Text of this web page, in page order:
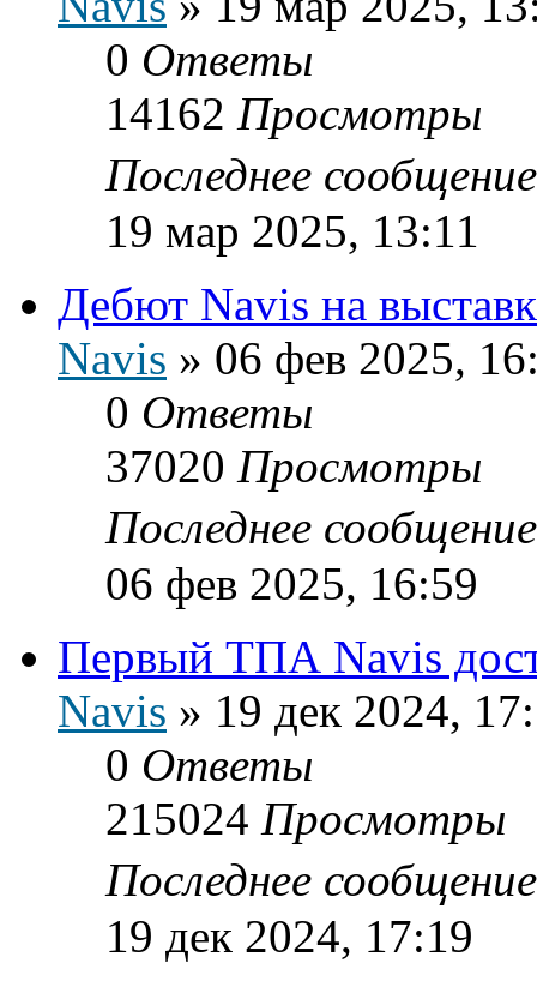
0 Ответы
14162 Просмотры
Последнее
19 мар 2025, 13:11
Дебют Navis на
Navis » 06 фев 2025,
0 Ответы
37020 Просмотры
Последнее
06 фев 2025, 16:59
Первый ТПА Navis
Navis » 19 дек 2024,
0 Ответы
215024 Просмотры
Последнее
19 дек 2024, 17:19